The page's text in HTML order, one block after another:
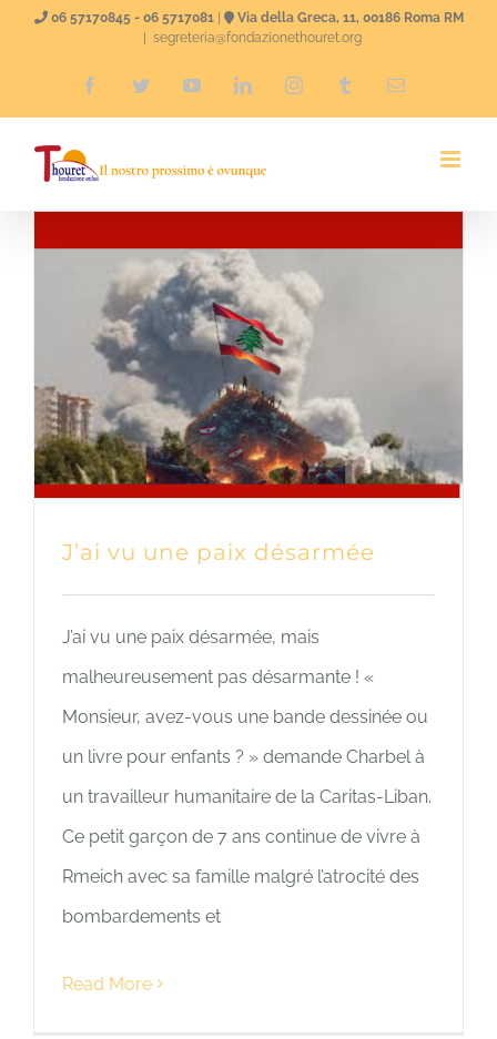
06 57170845 - 06 5717081|
Via della Greca, 11, 00186 Roma RM
segreteria@fondazionethouret.org
FacebookTwitterYouTubeLinkedInInstagramTumblrEmail
J’ai vu une paix désarmée
J’ai vu une paix désarmée, mais
malheureusement pas désarmante ! «
Monsieur, avez-vous une bande dessinée ou
un livre pour enfants ? » demande Charbel à
un travailleur humanitaire de la Caritas-Liban.
Ce petit garçon de 7 ans continue de vivre à
Rmeich avec sa famille malgré l’atrocité des
bombardements et
Read More